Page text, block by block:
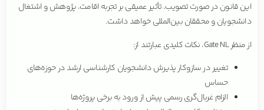
این قانون در صورت تصویب، تأثیر عمیقی بر تجربه اقامت، پژوهش و اشتغال
دانشجویان و محققان بین‌المللی خواهد داشت.
از منظر Gate NL، نکات کلیدی عبارتند از:
تغییر در سازوکار پذیرش دانشجویان کارشناسی ارشد در حوزه‌های
حساس
الزام غربال‌گری رسمی پیش از ورود به برخی پروژه‌ها